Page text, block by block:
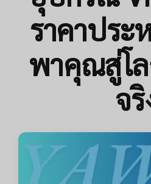
ราคาประ
พาคุณสู่โ
จริ